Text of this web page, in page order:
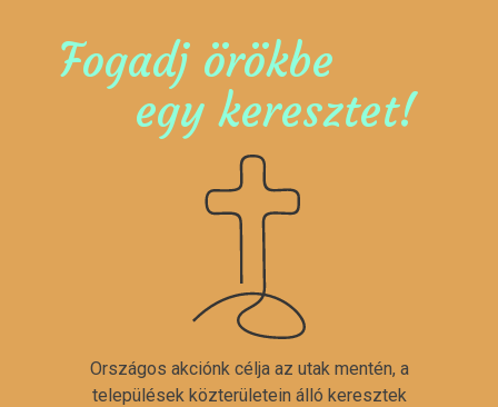
Fogadj örökbe
egy keresztet!
Országos akciónk célja az utak mentén, a
települések közterületein álló keresztek